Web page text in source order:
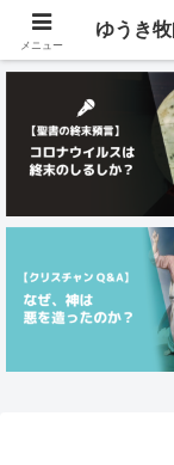
メニュー
ゆうき